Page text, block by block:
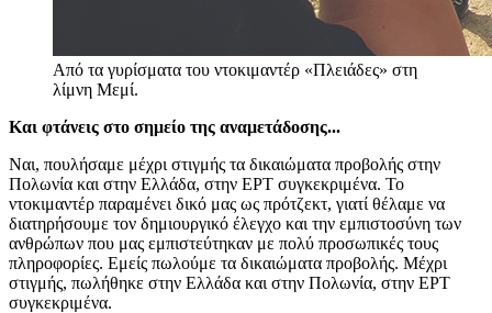
Από τα γυρίσματα του ντοκιμαντέρ «Πλειάδες» στη
λίμνη Μεμί.
Και φτάνεις στο σημείο της αναμετάδοσης...
Ναι, πουλήσαμε μέχρι στιγμής τα δικαιώματα προβολής στην
Πολωνία και στην Ελλάδα, στην ΕΡΤ συγκεκριμένα. Το
ντοκιμαντέρ παραμένει δικό μας ως πρότζεκτ, γιατί θέλαμε να
διατηρήσουμε τον δημιουργικό έλεγχο και την εμπιστοσύνη των
ανθρώπων που μας εμπιστεύτηκαν με πολύ προσωπικές τους
πληροφορίες. Εμείς πωλούμε τα δικαιώματα προβολής. Μέχρι
στιγμής, πωλήθηκε στην Ελλάδα και στην Πολωνία, στην ΕΡΤ
συγκεκριμένα.